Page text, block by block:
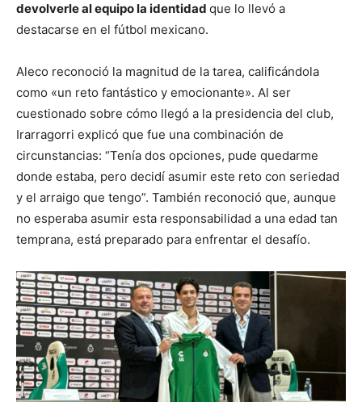
devolverle al equipo la identidad que lo llevó a
destacarse en el fútbol mexicano.
Aleco reconoció la magnitud de la tarea, calificándola
como «un reto fantástico y emocionante». Al ser
cuestionado sobre cómo llegó a la presidencia del club,
Irarragorri explicó que fue una combinación de
circunstancias: “Tenía dos opciones, pude quedarme
donde estaba, pero decidí asumir este reto con seriedad
y el arraigo que tengo”. También reconoció que, aunque
no esperaba asumir esta responsabilidad a una edad tan
temprana, está preparado para enfrentar el desafío.